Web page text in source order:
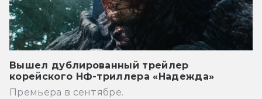
Вышел дублированный трейлер
корейского НФ-триллера «Надежда»
Премьера в сентябре.